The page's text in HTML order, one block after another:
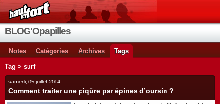
BLOG'Opapilles
Notes Catégories Archives Tags
Tag > surf
samedi, 05 juillet 2014
Comment traiter une piqûre par épines d’oursin ?